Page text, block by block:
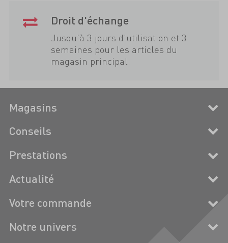
Droit d'échange
Jusqu'à 3 jours d'utilisation et 3
semaines pour les articles du
magasin principal.
Magasins
Conseils
Prestations
Actualité
Votre commande
Notre univers